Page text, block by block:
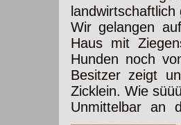
Wir gelangen
Haus mit
Hunden noch
Besitzer zeigt
Zicklein. Wie
Unmittelbar an